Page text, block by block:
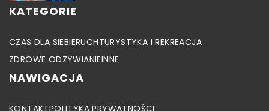
KATEGORIE
CZAS DLA SIEBIERUCHTURYSTYKA I REKREACJA
ZDROWE ODŻYWIANIEINNE
NAWIGACJA